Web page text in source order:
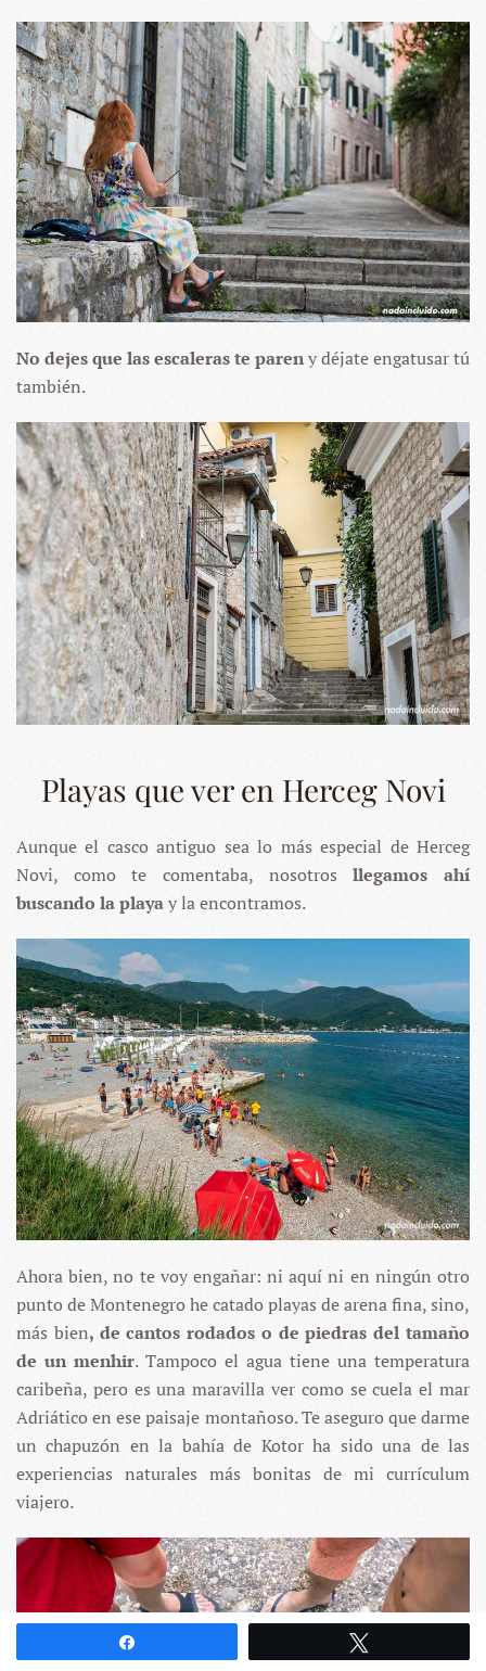
No dejes que las escaleras te pareny déjate engatusar tú
también.
Playas que ver en Herceg Novi
Aunque el casco antiguo sea lo más especial de Herceg
Novi, como te comentaba, nosotrosllegamos ahí
buscando la playay la encontramos.
Ahora bien, no te voy engañar: ni aquí ni en ningún otro
punto de Montenegro he catado playas de arena fina, sino,
más bien, de cantos rodados o de piedras del tamaño
de un menhir. Tampoco el agua tiene una temperatura
caribeña, pero es una maravilla ver como se cuela el mar
Adriático en ese paisaje montañoso. Te aseguro que darme
un chapuzón en la bahía de Kotor ha sido una de las
experiencias naturales más bonitas de mi currículum
viajero.